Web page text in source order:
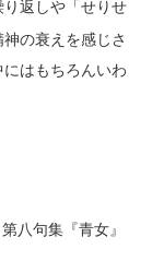
返しや「せりせ
の衰えを感じさ
はもちろんいわ
女』